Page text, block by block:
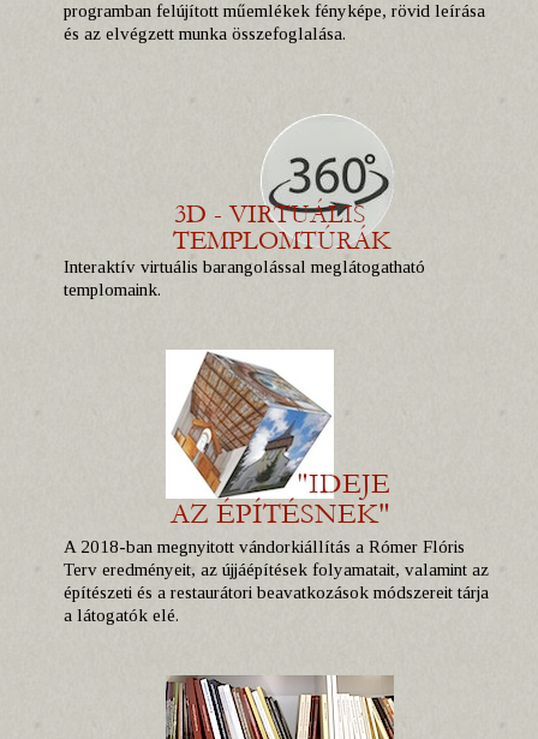
programban felújított műemlékek fényképe, rövid leírása
és az elvégzett munka összefoglalása.
Interaktív virtuális barangolással meglátogatható
templomaink.
A 2018-ban megnyitott vándorkiállítás a Rómer Flóris
Terv eredményeit, az újjáépítések folyamatait, valamint az
építészeti és a restaurátori beavatkozások módszereit tárja
a látogatók elé.